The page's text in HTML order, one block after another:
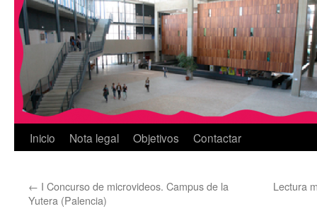
Inicio Nota legal Objetivos Contactar
← I Concurso de microvideos. Campus de la
Yutera (Palencia)
Lectura